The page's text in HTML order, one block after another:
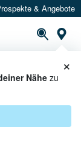
& Angebote
Nähe zu
×